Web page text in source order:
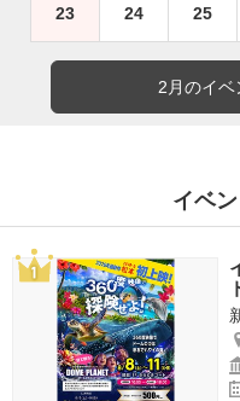
23 24 25
2月のイベ
イベ